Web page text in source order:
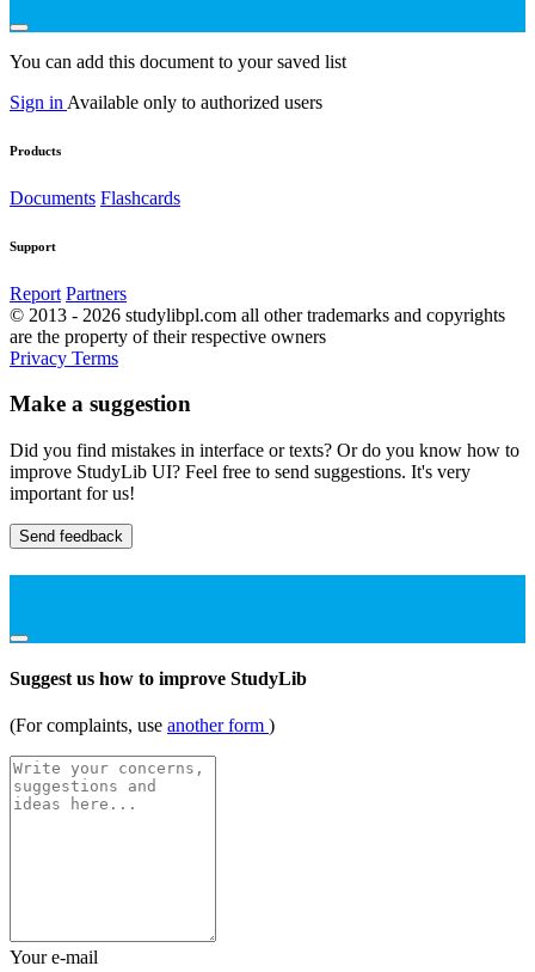
You can add this document to your saved list
Sign in Available only to authorized users
Products
Documents Flashcards
Support
Report Partners
© 2013 - 2026 studylibpl.com all other trademarks and copyrights
are the property of their respective owners
Privacy Terms
Make a suggestion
Did you find mistakes in interface or texts? Or do you know how to
improve StudyLib UI? Feel free to send suggestions. It's very
important for us!
Send feedback
Suggest us how to improve StudyLib
(For complaints, use another form )
Your e-mail